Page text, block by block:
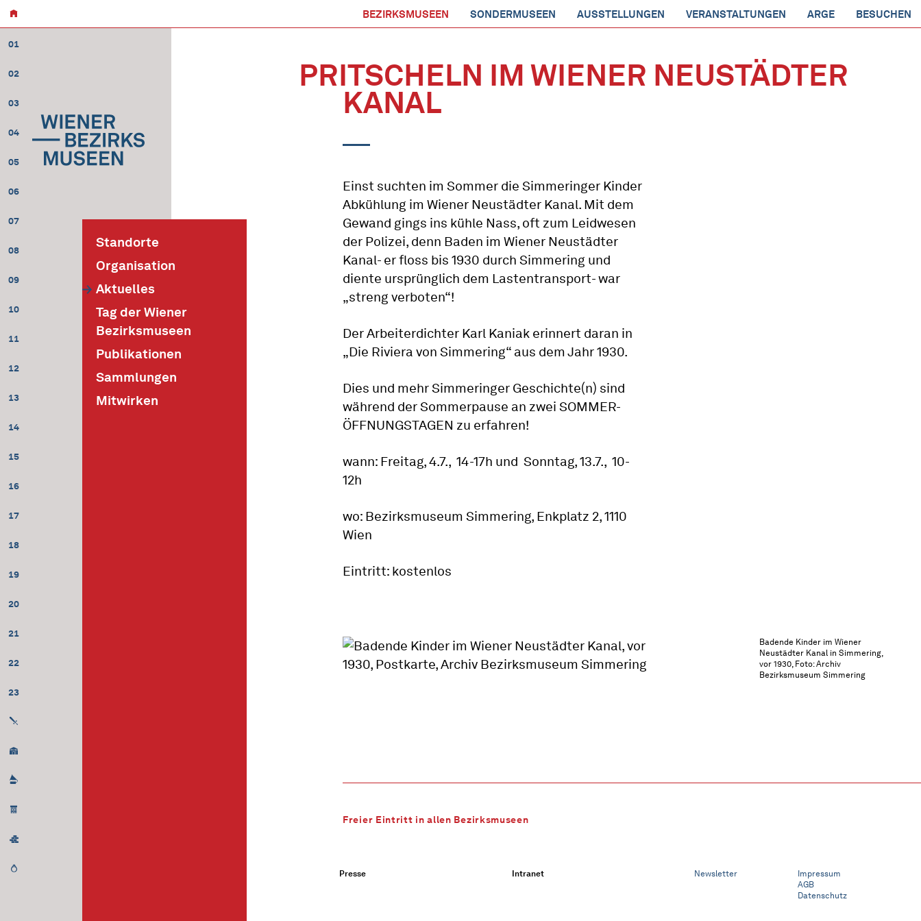
BEZIRKSMUSEEN SONDERMUSEEN AUSSTELLUNGEN VERANSTALTUNGEN ARGE BESUCHEN
01
02
03
04
05
06
07
08
09
10
11
12
13
14
15
16
17
18
19
20
21
22
23
Standorte
Organisation
Aktuelles
Tag der Wiener
Bezirksmuseen
Publikationen
Sammlungen
Mitwirken
PRITSCHELN IM WIENER NEUSTÄDTER
KANAL
Einst suchten im Sommer die Simmeringer Kinder
Abkühlung im Wiener Neustädter Kanal. Mit dem
Gewand gings ins kühle Nass, oft zum Leidwesen
der Polizei, denn Baden im Wiener Neustädter
Kanal- er floss bis 1930 durch Simmering und
diente ursprünglich dem Lastentransport- war
„streng verboten“!
Der Arbeiterdichter Karl Kaniak erinnert daran in
„Die Riviera von Simmering“ aus dem Jahr 1930.
Dies und mehr Simmeringer Geschichte(n) sind
während der Sommerpause an zwei SOMMER-
ÖFFNUNGSTAGEN zu erfahren!
wann: Freitag, 4.7., 14-17h und Sonntag, 13.7., 10-
12h
wo: Bezirksmuseum Simmering, Enkplatz 2, 1110
Wien
Eintritt: kostenlos
Badende Kinder im Wiener
Neustädter Kanal in Simmering,
vor 1930, Foto: Archiv
Bezirksmuseum Simmering
Freier Eintritt in allen Bezirksmuseen
Presse Intranet Newsletter
Impressum
AGB
Datenschutz